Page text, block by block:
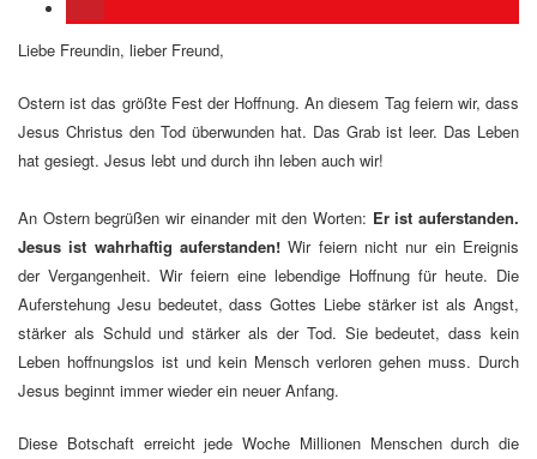
Liebe Freundin, lieber Freund,
Ostern ist das größte Fest der Hoffnung. An diesem Tag feiern wir, dass
Jesus Christus den Tod überwunden hat. Das Grab ist leer. Das Leben
hat gesiegt. Jesus lebt und durch ihn leben auch wir!
An Ostern begrüßen wir einander mit den Worten: Er ist auferstanden.
Jesus ist wahrhaftig auferstanden! Wir feiern nicht nur ein Ereignis
der Vergangenheit. Wir feiern eine lebendige Hoffnung für heute. Die
Auferstehung Jesu bedeutet, dass Gottes Liebe stärker ist als Angst,
stärker als Schuld und stärker als der Tod. Sie bedeutet, dass kein
Leben hoffnungslos ist und kein Mensch verloren gehen muss. Durch
Jesus beginnt immer wieder ein neuer Anfang.
Diese Botschaft erreicht jede Woche Millionen Menschen durch die